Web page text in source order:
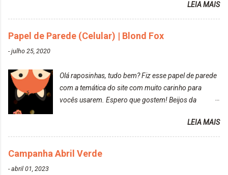
vip Maxton liberdade para ser mais você Loiro Rosé
10.04. Após 30 minutos no cabelo, retirei o excesso
da tintura no banho e notei que os fios estavam
ressecados (Já ensinamos aqui no site, uma
caseira-cronograma-capilar.html ). Foi difícil retirar o
excesso. É uma tintura fácil de aplicar, o cheiro é
agradável. Cabelo antes da descoloração da raiz:
LIBERDADE PARA SER MAIS VOCÊ 10.04 LOURO
LEIA MAIS
Papel de Parede (Celular) | Blond Fox
-julho 25, 2020
Olá raposinhas, tudo bem? Fiz esse papel de parede
com a temática do site com muito carinho para
vocês usarem. Espero que gostem! Beijos da
LEIA MAIS
Campanha Abril Verde
-abril 01, 2023